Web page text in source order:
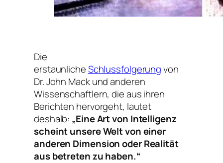
Die
erstaunlicheSchlussfolgerungvon
Dr. John Mack und anderen
Wissenschaftlern, die aus ihren
Berichten hervorgeht, lautet
deshalb: „Eine Art von Intelligenz
scheint unsere Welt von einer
anderen Dimension oder Realität
aus betreten zu haben.“